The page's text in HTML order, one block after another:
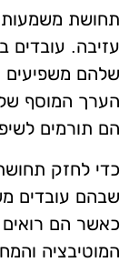
תחושת משמעות
עזיבה. עובדים
שלהם משפיעים
הערך המוסף
הם תורמים
כדי לחזק
שבהם עובדים
כאשר הם
המוטיבציה